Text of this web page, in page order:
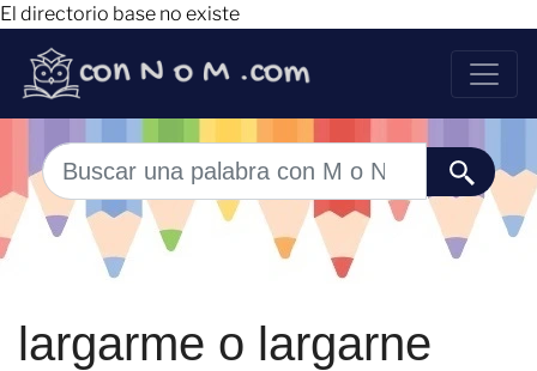
El directorio base no existe
largarme o largarne